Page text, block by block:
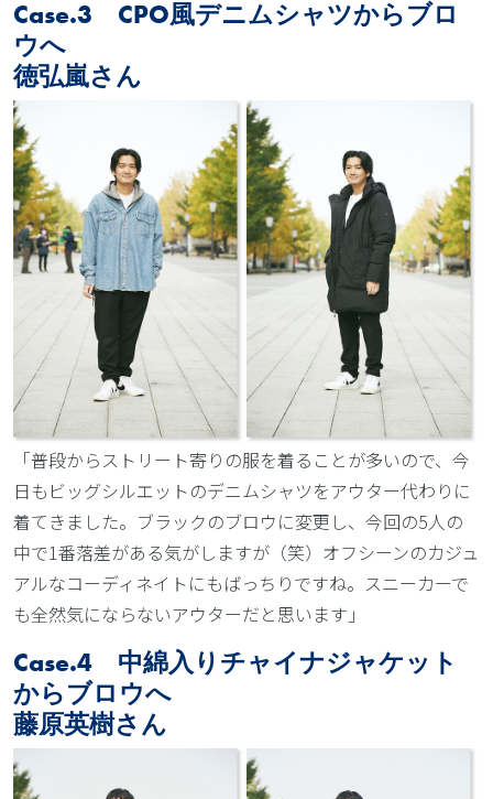
Case.3 CPO風デニムシャツからブロ
ウへ
徳弘嵐さん
「普段からストリート寄りの服を着ることが多いので、今
日もビッグシルエットのデニムシャツをアウター代わりに
着てきました。ブラックのブロウに変更し、今回の5人の
中で1番落差がある気がしますが（笑）オフシーンのカジュ
アルなコーディネイトにもばっちりですね。スニーカーで
も全然気にならないアウターだと思います」
Case.4 中綿入りチャイナジャケット
からブロウへ
藤原英樹さん